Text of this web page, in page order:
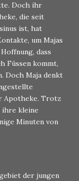
Doch ihr
die seit
ist, hat
um Majas
dass
Füssen kommt,
Doch Maja denkt
Apotheke. Trotz
ihre kleine
Minuten von
der jungen